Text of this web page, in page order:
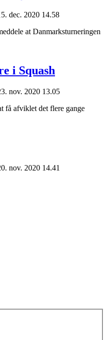
dec. 2020 14.58
at Danmarksturneringen
i Squash
nov. 2020 13.05
få afviklet det flere gange
nov. 2020 14.41